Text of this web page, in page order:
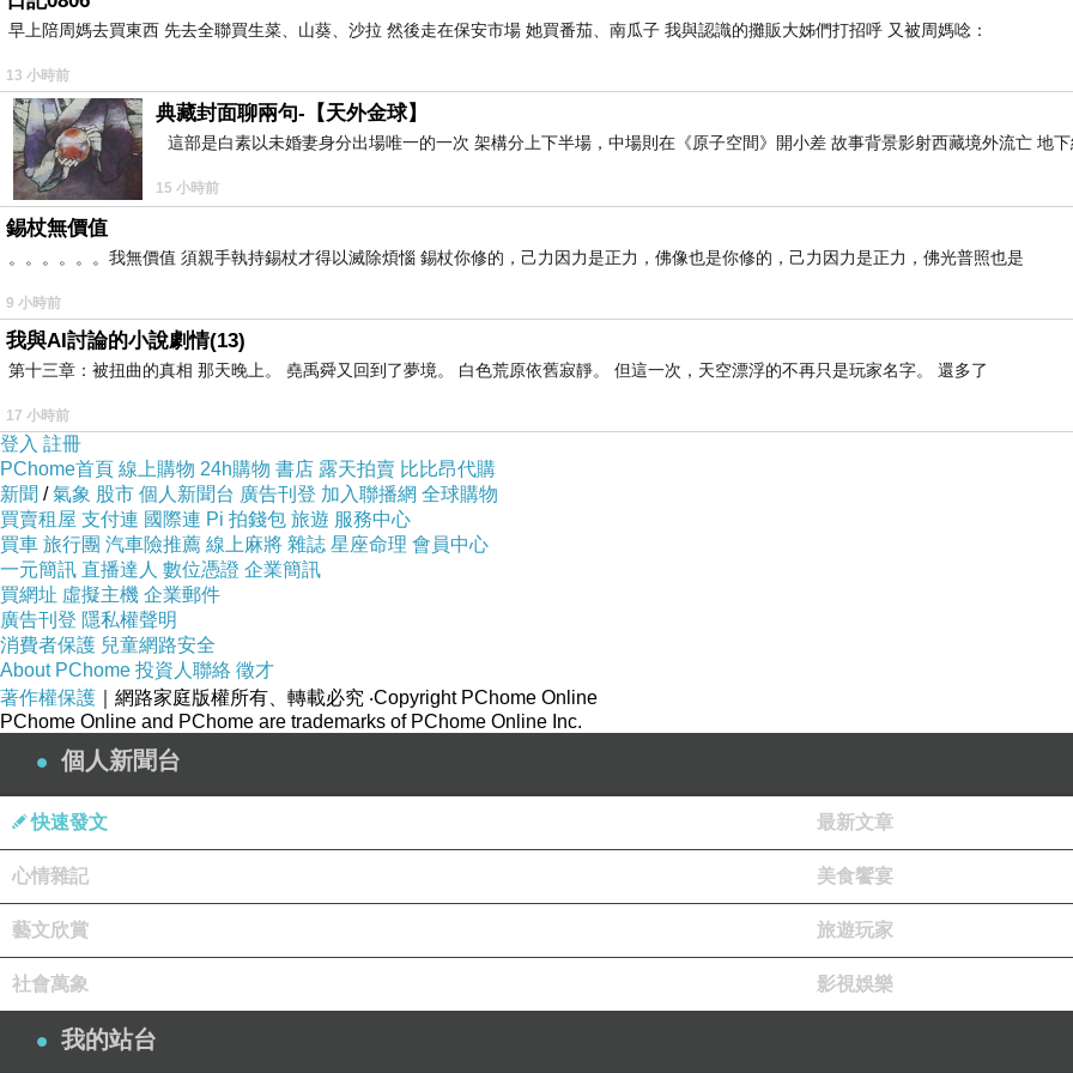
早上陪周媽去買東西 先去全聯買生菜、山葵、沙拉 然後走在保安市場 她買番茄、南瓜子 我與認識的攤販大姊們打招呼 又被周媽唸：
13 小時前
典藏封面聊兩句-【天外金球】
這部是白素以未婚妻身分出場唯一的一次 架構分上下半場，中場則在《原子空間》開小差 故事背景影射西藏境外流亡 地
15 小時前
錫杖無價值
。。。。。。我無價值 須親手執持錫杖才得以滅除煩惱 錫杖你修的，己力因力是正力，佛像也是你修的，己力因力是正力，佛光普照也是
9 小時前
我與AI討論的小說劇情(13)
第十三章：被扭曲的真相 那天晚上。 堯禹舜又回到了夢境。 白色荒原依舊寂靜。 但這一次，天空漂浮的不再只是玩家名字。 還多了
17 小時前
登入 註冊
PChome首頁 線上購物 24h購物 書店 露天拍賣 比比昂代購
新聞 /氣象 股市 個人新聞台 廣告刊登 加入聯播網 全球購物
買賣租屋 支付連 國際連 Pi 拍錢包 旅遊 服務中心
買車 旅行團 汽車險推薦 線上麻將 雜誌 星座命理 會員中心
一元簡訊 直播達人 數位憑證 企業簡訊
買網址 虛擬主機 企業郵件
廣告刊登 隱私權聲明
消費者保護 兒童網路安全
About PChome 投資人聯絡 徵才
著作權保護 ｜網路家庭版權所有、轉載必究 ‧Copyright PChome Online
PChome Online and PChome are trademarks of PChome Online Inc.
個人新聞台
快速發文 最新文章
心情雜記 美食饗宴
藝文欣賞 旅遊玩家
社會萬象 影視娛樂
我的站台